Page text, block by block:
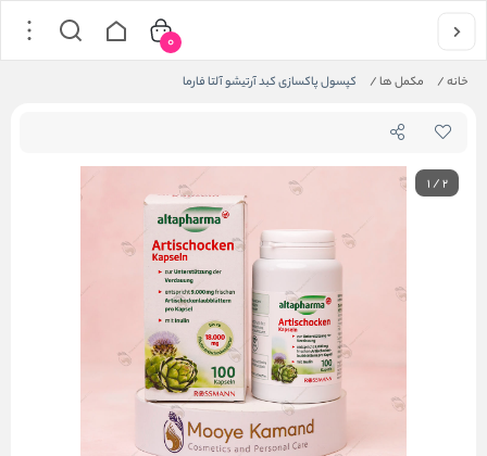
خانه/ مکمل ها/ کپسول پاکسازی کبد آرتیشو آلتا فارما
0
1/2